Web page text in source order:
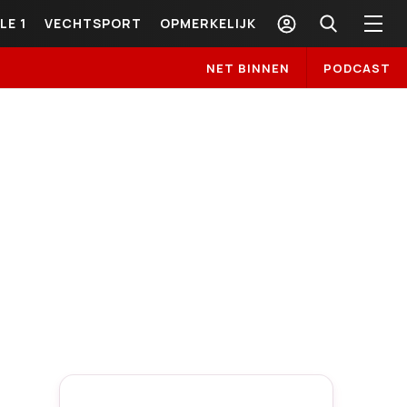
1 VECHTSPORT OPMERKELIJK
NET BINNEN PODCAST